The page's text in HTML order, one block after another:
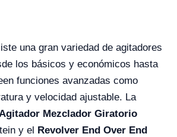
una gran variedad de agitadores
los básicos y económicos hasta
funciones avanzadas como
y velocidad ajustable. La
Mezclador Giratorio
y el Revolver End Over End